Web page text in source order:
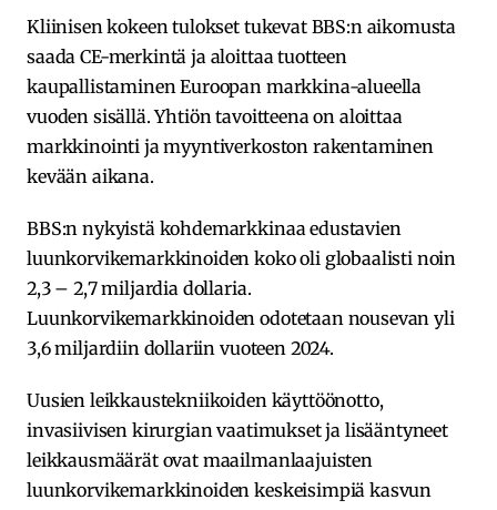
Kliinisen kokeen tulokset tukevat BBS:n aikomusta
saada CE-merkintä ja aloittaa tuotteen
kaupallistaminen Euroopan markkina-alueella
vuoden sisällä. Yhtiön tavoitteena on aloittaa
markkinointi ja myyntiverkoston rakentaminen
kevään aikana.
BBS:n nykyistä kohdemarkkinaa edustavien
luunkorvikemarkkinoiden koko oli globaalisti noin
2,3 – 2,7 miljardia dollaria.
Luunkorvikemarkkinoiden odotetaan nousevan yli
3,6 miljardiin dollariin vuoteen 2024.
Uusien leikkaustekniikoiden käyttöönotto,
invasiivisen kirurgian vaatimukset ja lisääntyneet
leikkausmäärät ovat maailmanlaajuisten
luunkorvikemarkkinoiden keskeisimpiä kasvun